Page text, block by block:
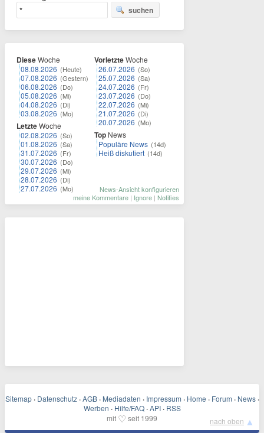
suchen
DieseWoche
08.08.2026 (Heute)
07.08.2026 (Gestern)
06.08.2026 (Do)
05.08.2026 (Mi)
04.08.2026 (Di)
03.08.2026 (Mo)
LetzteWoche
02.08.2026 (So)
01.08.2026 (Sa)
31.07.2026 (Fr)
30.07.2026 (Do)
29.07.2026 (Mi)
28.07.2026 (Di)
27.07.2026 (Mo)
VorletzteWoche
26.07.2026 (So)
25.07.2026 (Sa)
24.07.2026 (Fr)
23.07.2026 (Do)
22.07.2026 (Mi)
21.07.2026 (Di)
20.07.2026 (Mo)
Top News
Populäre News (14d)
Heiß diskutiert (14d)
News-Ansicht konfigurieren
meine Kommentare | Ignore | Notifies
Sitemap · Datenschutz · AGB · Mediadaten · Impressum · Home · Forum · News ·
Werben · Hilfe/FAQ · API · RSS
mit ♡ seit 1999 nach oben ▲